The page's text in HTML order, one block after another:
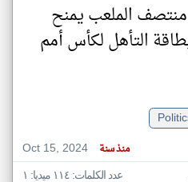
الملعب يمنح
التأهل لكأس أمم
Oct 15, 2024
منذ سنة
عدد الكلمات: ١١٤ ميديا: ١